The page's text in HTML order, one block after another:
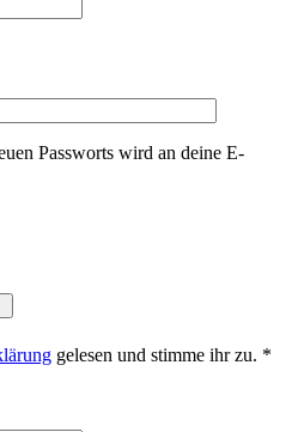
Passworts wird an deine E-
gelesen und stimme ihr zu. *